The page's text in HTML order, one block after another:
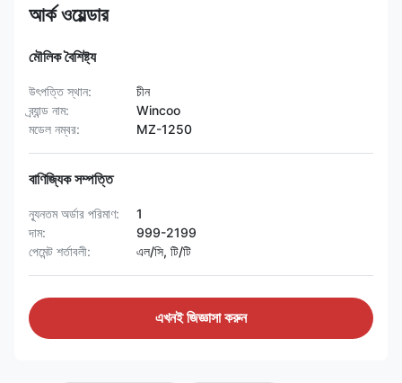
আর্ক ওয়েল্ডার
মৌলিক বৈশিষ্ট্য
উৎপত্তি স্থান:
চীন
ব্র্যান্ড নাম:
Wincoo
মডেল নম্বর:
MZ-1250
বাণিজ্যিক সম্পত্তি
ন্যূনতম অর্ডার পরিমাণ:
1
দাম:
999-2199
পেমেন্ট শর্তাবলী:
এল/সি, টি/টি
এখনই জিজ্ঞাসা করুন